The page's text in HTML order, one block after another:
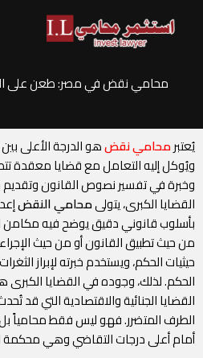
محامي نقض في مصر: طعن على
يُعتبرمحامي نقضهو الدرجة الأعلى
ويُوكل إليه التعامل مع قضايا معقدة
وخبرة في تفسير نصوص القانون
القضايا الكبرى، يتولىمحامي النقض
بأسلوب قانوني دقيق يوضح فيه مكامن
من حيث تطبيق القانون أو من حيث
حيثيات الحكم، ويستخدم خبرته لإبراز
الحكم. لذلك، وجوده في القضايا
القضايا الجنائية والاقتصادية التي قد
الطرف المتضرر. فهو ليس فقط محامياً بل
أمام أعلى درجات التقاضي وهي